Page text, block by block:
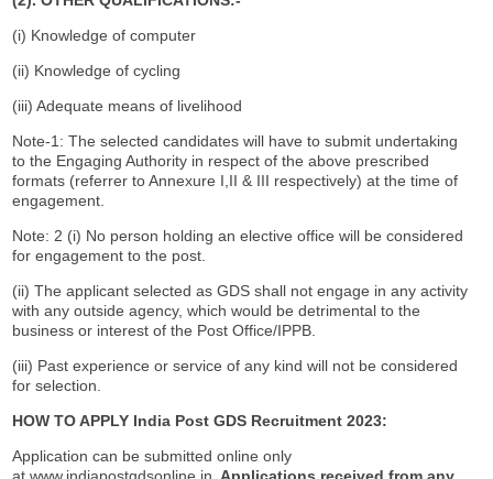
(i) Knowledge of computer
(ii) Knowledge of cycling
(iii) Adequate means of livelihood
Note-1: The selected candidates will have to submit undertaking
to the Engaging Authority in respect of the above prescribed
formats (referrer to Annexure I,II & III respectively) at the time of
engagement.
Note: 2 (i) No person holding an elective office will be considered
for engagement to the post.
(ii) The applicant selected as GDS shall not engage in any activity
with any outside agency, which would be detrimental to the
business or interest of the Post Office/IPPB.
(iii) Past experience or service of any kind will not be considered
for selection.
HOW TO APPLY India Post GDS Recruitment 2023:
Application can be submitted online only
at www.indiapostgdsonline.in. Applications received from any